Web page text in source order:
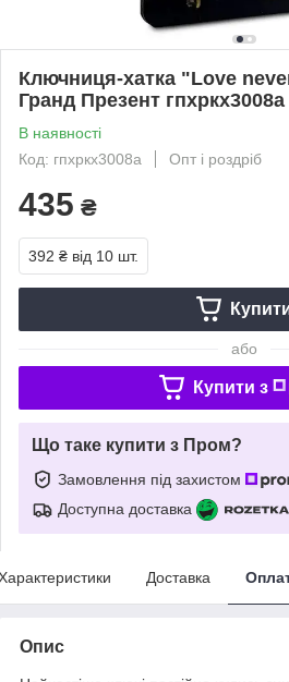
Ключниця-хатка "Love
Гранд Презент гпхркх3008а
В наявності
Код: гпхркх3008а
Опт і роздріб
435 ₴
392 ₴ від 10 шт.
або
Купити з
Що таке купити з Пром?
Замовлення під захистом
Доступна доставка
Доставка
Опис